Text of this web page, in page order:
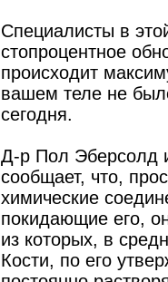
Специалисты в
стопроцентное
происходит
вашем теле не
сегодня.
Д-р Пол Эберсолд
сообщает, что,
химические
покидающие его,
из которых, в
Кости, по его